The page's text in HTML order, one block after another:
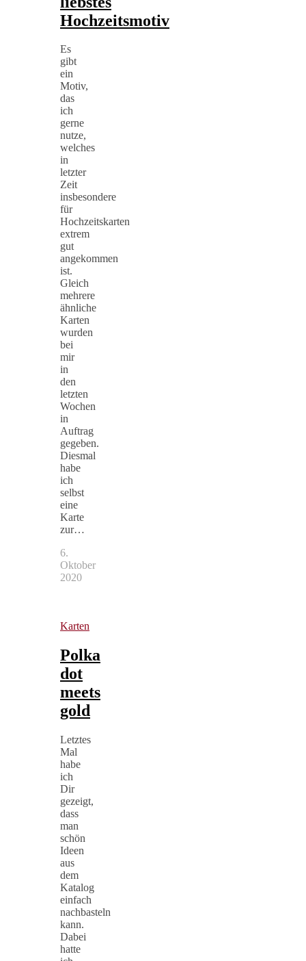
Hochzeitsmotiv
Es
gibt
ein
Motiv,
das
ich
gerne
nutze,
welches
in
letzter
Zeit
insbesondere
für
Hochzeitskarten
extrem
gut
angekommen
ist.
Gleich
mehrere
ähnliche
Karten
wurden
bei
mir
in
den
letzten
Wochen
in
Auftrag
gegeben.
Diesmal
habe
ich
selbst
eine
Karte
zur…
6.
Oktober
2020
Karten
Polka
dot
meets
gold
Letztes
Mal
habe
ich
Dir
gezeigt,
dass
man
schön
Ideen
aus
dem
Katalog
einfach
nachbasteln
kann.
Dabei
hatte